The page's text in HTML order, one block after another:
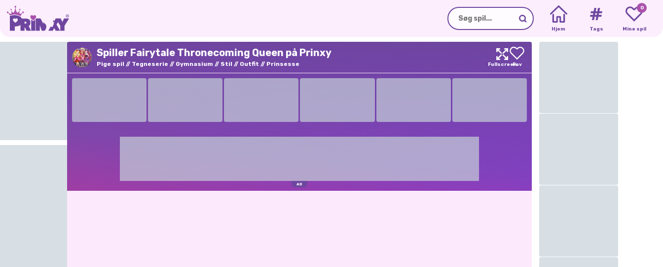
Hjem Tags
0
Mine spil
Spiller Fairytale Thronecoming Queen på Prinxy
Pige spil Tegneserie Gymnasium Stil Outfit Prinsesse